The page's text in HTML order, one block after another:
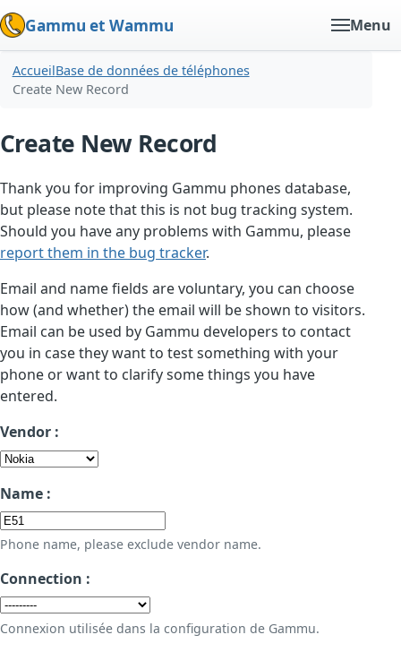
Gammu et Wammu Menu
AccueilBase de données de téléphones
Create New Record
Create New Record
Thank you for improving Gammu phones database,
but please note that this is not bug tracking system.
Should you have any problems with Gammu, please
report them in the bug tracker.
Email and name fields are voluntary, you can choose
how (and whether) the email will be shown to visitors.
Email can be used by Gammu developers to contact
you in case they want to test something with your
phone or want to clarify some things you have
entered.
Vendor :
Name :
Phone name, please exclude vendor name.
Connection :
Connexion utilisée dans la configuration de Gammu.